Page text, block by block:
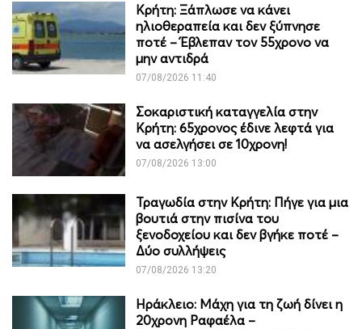
Κρήτη: Ξάπλωσε να κάνει
ηλιοθεραπεία και δεν ξύπνησε
ποτέ – Έβλεπαν τον 55χρονο να
μην αντιδρά
07/08/2026 11:40
Σοκαριστική καταγγελία στην
Κρήτη: 65χρονος έδινε λεφτά για
να ασελγήσει σε 10χρονη!
07/08/2026 13:00
Τραγωδία στην Κρήτη: Πήγε για μια
βουτιά στην πισίνα του
ξενοδοχείου και δεν βγήκε ποτέ –
Δύο συλλήψεις
07/08/2026 13:20
Ηράκλειο: Μάχη για τη ζωή δίνει η
20χρονη Ραφαέλα –